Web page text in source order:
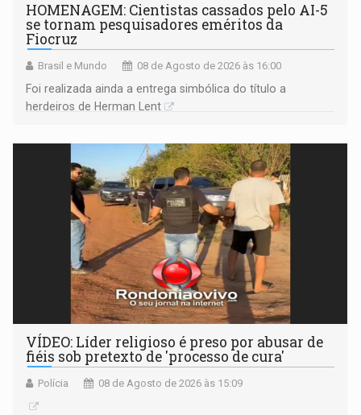
HOMENAGEM: Cientistas cassados pelo AI-5
se tornam pesquisadores eméritos da
Fiocruz
Brasil e Mundo 08 de Agosto de 2026 às 16:00
Foi realizada ainda a entrega simbólica do título a
herdeiros de Herman Lent
VÍDEO: Líder religioso é preso por abusar de
fiéis sob pretexto de 'processo de cura'
Polícia 08 de Agosto de 2026 às 15:09